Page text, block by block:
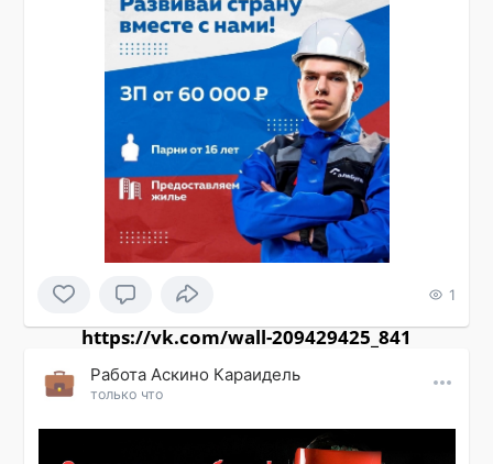
1
https://vk.com/wall-209429425_841
Работа Аскино Караидель
только что